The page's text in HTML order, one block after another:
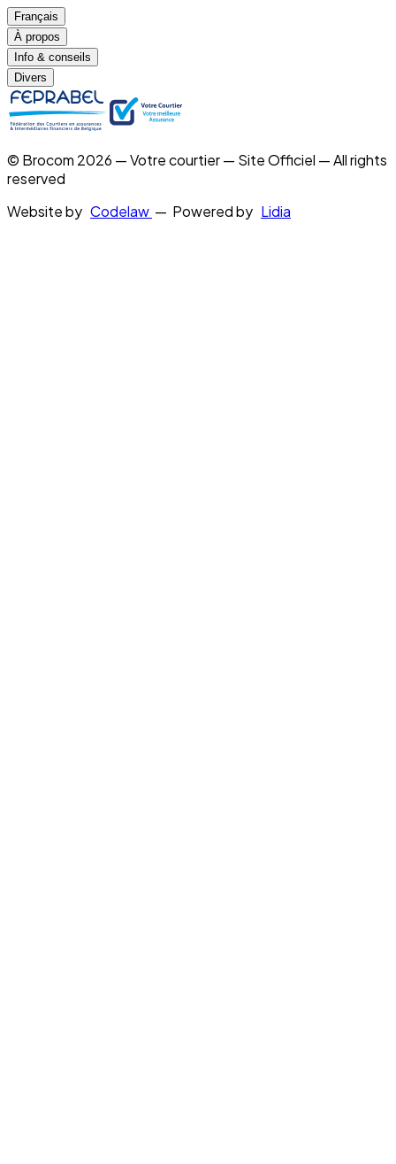
Français
À propos
Info & conseils
Divers
© Brocom 2026 — Votre courtier — Site Officiel — All rights
reserved
Website by Codelaw — Powered by Lidia